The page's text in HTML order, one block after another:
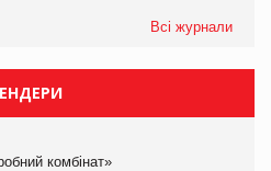
Всі журнали
комбінат»